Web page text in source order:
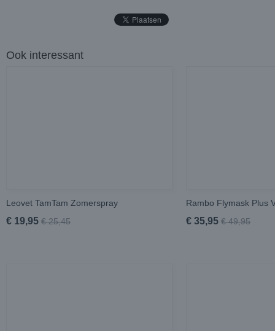
Ook interessant
Leovet TamTam Zomerspray
€ 19,95 € 25,45
Rambo Flymask Plus
€ 35,95 € 49,95